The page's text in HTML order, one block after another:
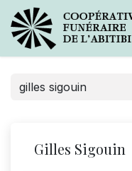
Gilles Sigouin